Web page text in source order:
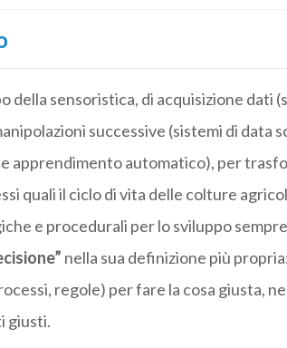
della sensoristica, di acquisizione dati
successive (sistemi di data
apprendimento automatico), per
quali il ciclo di vita delle colture
e procedurali per lo sviluppo
nella sua definizione più
regole) per fare la cosa giusta,
giusti.